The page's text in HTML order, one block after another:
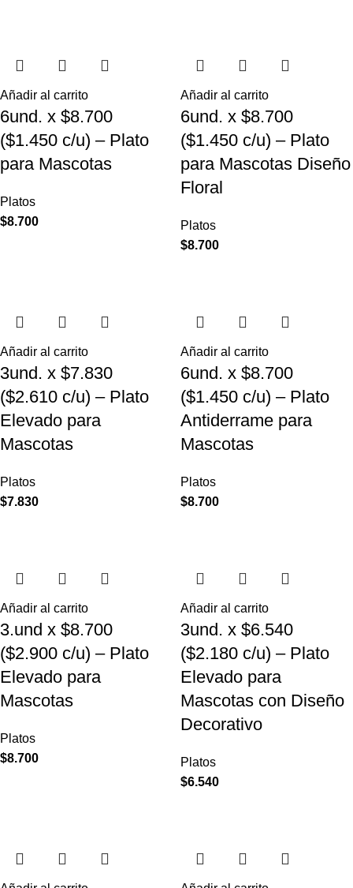
Añadir al carrito
6und. x $8.700
($1.450 c/u) – Plato
para Mascotas
Platos
$8.700
Añadir al carrito
6und. x $8.700
($1.450 c/u) – Plato
para Mascotas Diseño
Floral
Platos
$8.700
Añadir al carrito
3und. x $7.830
($2.610 c/u) – Plato
Elevado para
Mascotas
Platos
$7.830
Añadir al carrito
6und. x $8.700
($1.450 c/u) – Plato
Antiderrame para
Mascotas
Platos
$8.700
Añadir al carrito
3.und x $8.700
($2.900 c/u) – Plato
Elevado para
Mascotas
Platos
$8.700
Añadir al carrito
3und. x $6.540
($2.180 c/u) – Plato
Elevado para
Mascotas con Diseño
Decorativo
Platos
$6.540